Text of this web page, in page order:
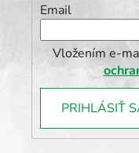
Email
Vložením e-
PRIHLÁSIŤ